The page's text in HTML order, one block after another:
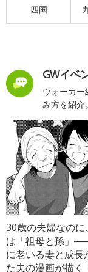
四国
GWイベ
ウォーカー
み方を紹介
30歳の夫婦なのに
は「祖母と孫」
に老いる妻と成長
た夫の漫画が描く